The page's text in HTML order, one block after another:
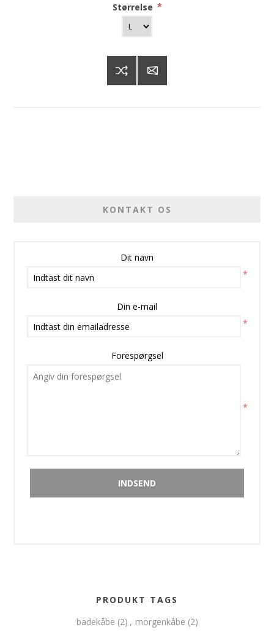
Størrelse *
KONTAKT OS
Dit navn
*
Din e-mail
*
Forespørgsel
*
PRODUKT TAGS
badekåbe (2) , morgenkåbe (2)